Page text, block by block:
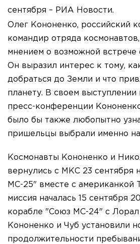
сентября – РИА Новости.
Олег Кононенко, российский
командир отряда
мнением о возможной встрече
Он выразил интерес к тому,
добраться до Земли и что
планету. В своем выступлении
пресс-конференции
было бы также любопытно
пришельцы выбрали именно
Космонавты Кононенко и
вернулись с МКС 23 сентября
МС-25" вместе с американкой
миссия началась 15 сентября
корабле "Союз МС-24" с
Кононенко и Чуб установили
продолжительности